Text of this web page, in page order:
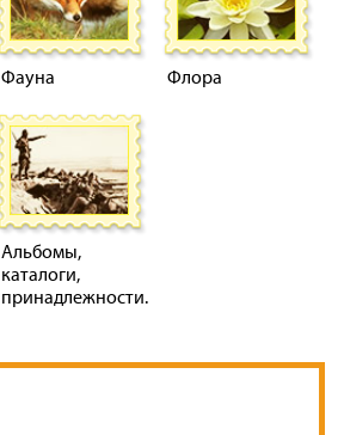
Фауна Флора
Альбомы,
каталоги,
принадлежности.